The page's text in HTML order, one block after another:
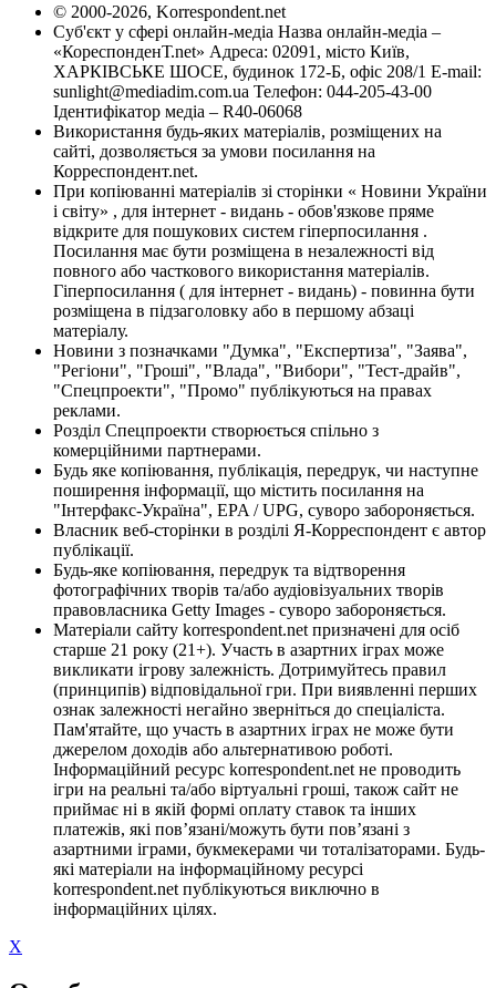
© 2000-2026, Korrespondent.net
Суб'єкт у сфері онлайн-медіа Назва онлайн-медіа –
«КореспонденТ.net» Адреса: 02091, місто Київ,
ХАРКІВСЬКЕ ШОСЕ, будинок 172-Б, офіс 208/1 E-mail:
sunlight@mediadim.com.ua Телефон: 044-205-43-00
Ідентифікатор медіа – R40-06068
Використання будь-яких матеріалів, розміщених на
сайті, дозволяється за умови посилання на
Корреспондент.net.
При копіюванні матеріалів зі сторінки « Новини України
і світу» , для інтернет - видань - обов'язкове пряме
відкрите для пошукових систем гіперпосилання .
Посилання має бути розміщена в незалежності від
повного або часткового використання матеріалів.
Гіперпосилання ( для інтернет - видань) - повинна бути
розміщена в підзаголовку або в першому абзаці
матеріалу.
Новини з позначками "Думка", "Експертиза", "Заява",
"Регіони", "Гроші", "Влада", "Вибори", "Тест-драйв",
"Спецпроекти", "Промо" публікуються на правах
реклами.
Розділ Спецпроекти створюється спільно з
комерційними партнерами.
Будь яке копіювання, публікація, передрук, чи наступне
поширення інформації, що містить посилання на
"Інтерфакс-Україна", EPA / UPG, суворо забороняється.
Власник веб-сторінки в розділі Я-Корреспондент є автор
публікації.
Будь-яке копіювання, передрук та відтворення
фотографічних творів та/або аудіовізуальних творів
правовласника Getty Images - суворо забороняється.
Матеріали сайту korrespondent.net призначені для осіб
старше 21 року (21+). Участь в азартних іграх може
викликати ігрову залежність. Дотримуйтесь правил
(принципів) відповідальної гри. При виявленні перших
ознак залежності негайно зверніться до спеціаліста.
Пам'ятайте, що участь в азартних іграх не може бути
джерелом доходів або альтернативою роботі.
Інформаційний ресурс korrespondent.net не проводить
ігри на реальні та/або віртуальні гроші, також сайт не
приймає ні в якій формі оплату ставок та інших
платежів, які пов’язані/можуть бути пов’язані з
азартними іграми, букмекерами чи тоталізаторами. Будь-
які матеріали на інформаційному ресурсі
korrespondent.net публікуються виключно в
інформаційних цілях.
X